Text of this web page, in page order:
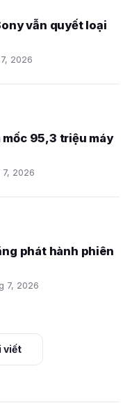
vẫn quyết loại
7, 2026
mốc 95,3 triệu máy
7, 2026
phát hành phiên
7, 2026
viết